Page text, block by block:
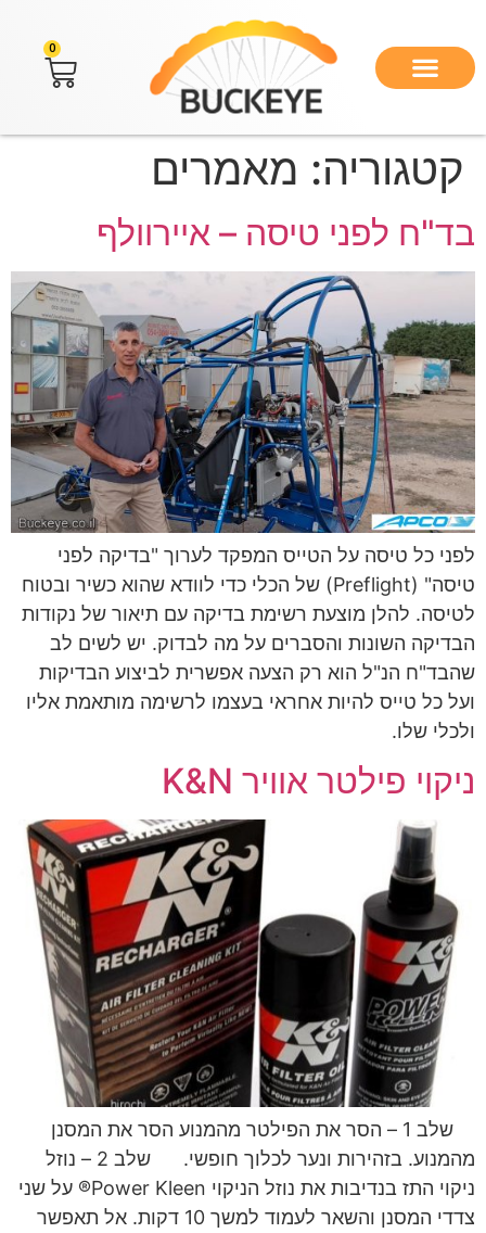
0
קטגוריה: מאמרים
בד"ח לפני טיסה – איירוולף
לפני כל טיסה על הטייס המפקד לערוך "בדיקה לפני
טיסה" (Preflight) של הכלי כדי לוודא שהוא כשיר ובטוח
לטיסה. להלן מוצעת רשימת בדיקה עם תיאור של נקודות
הבדיקה השונות והסברים על מה לבדוק. יש לשים לב
שהבד"ח הנ"ל הוא רק הצעה אפשרית לביצוע הבדיקות
ועל כל טייס להיות אחראי בעצמו לרשימה מותאמת אליו
ולכלי שלו.
ניקוי פילטר אוויר K&N
שלב 1 – הסר את הפילטר מהמנוע הסר את המסנן
מהמנוע. בזהירות ונער לכלוך חופשי. שלב 2 – נוזל
ניקוי התז בנדיבות את נוזל הניקוי Power Kleen® על שני
צדדי המסנן והשאר לעמוד למשך 10 דקות. אל תאפשר